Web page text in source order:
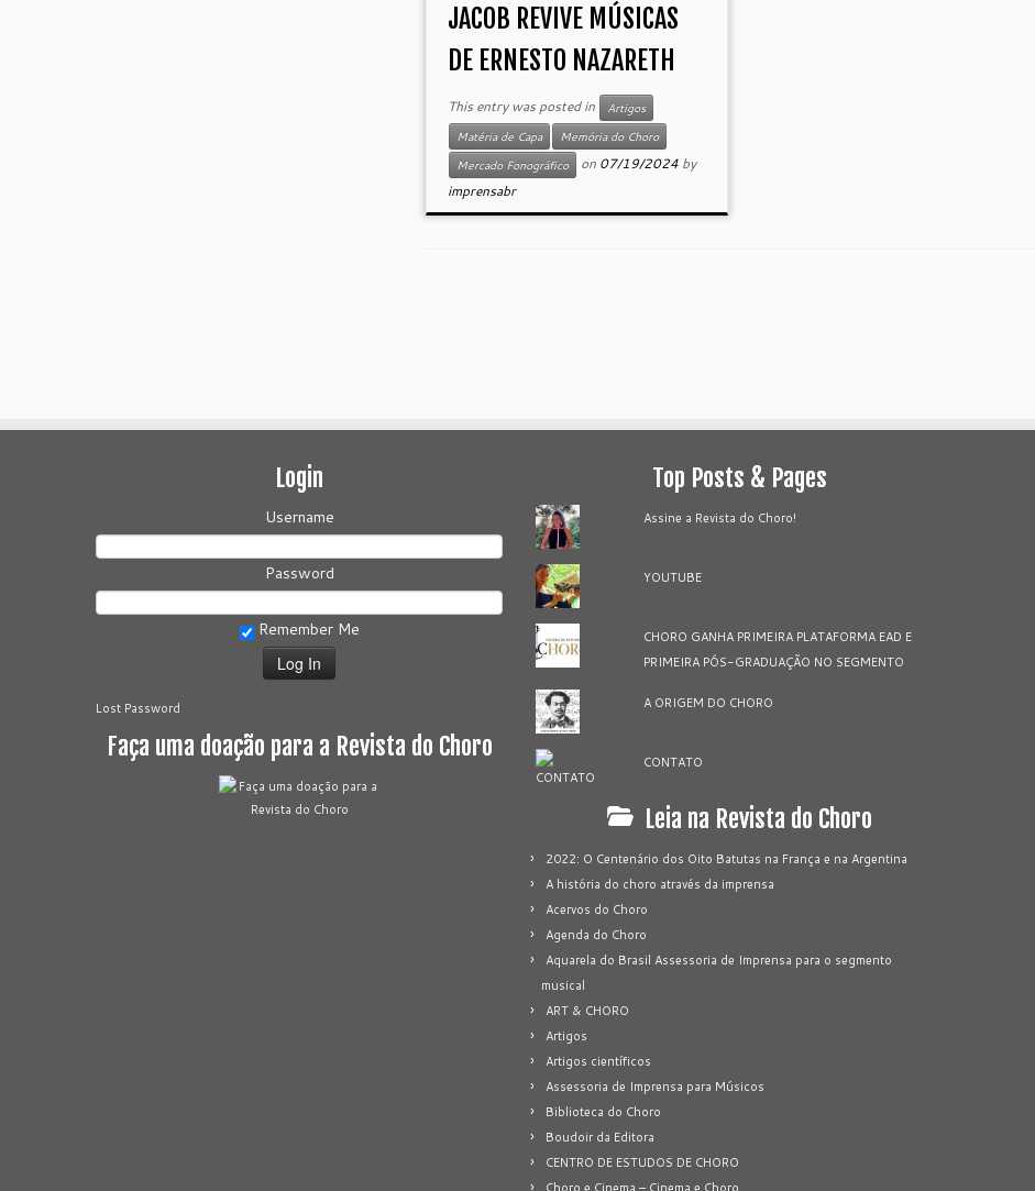
JACOB REVIVE MÚSICAS
DE ERNESTO NAZARETH
This entry was posted in
Artigos
Matéria de Capa
Memória do Choro
Mercado Fonográfico
on 07/19/2024 by
imprensabr
Login
Username
Password
Remember Me
Lost Password
Faça uma doação para a Revista do Choro
Top Posts & Pages
Assine a Revista do Choro!
YOUTUBE
CHORO GANHA PRIMEIRA PLATAFORMA EAD E
PRIMEIRA PÓS-GRADUAÇÃO NO SEGMENTO
A ORIGEM DO CHORO
CONTATO
Leia na Revista do Choro
2022: O Centenário dos Oito Batutas na França e na Argentina
A história do choro através da imprensa
Acervos do Choro
Agenda do Choro
Aquarela do Brasil Assessoria de Imprensa para o segmento
musical
ART & CHORO
Artigos
Artigos científicos
Assessoria de Imprensa para Músicos
Biblioteca do Choro
Boudoir da Editora
CENTRO DE ESTUDOS DE CHORO
Choro e Cinema – Cinema e Choro